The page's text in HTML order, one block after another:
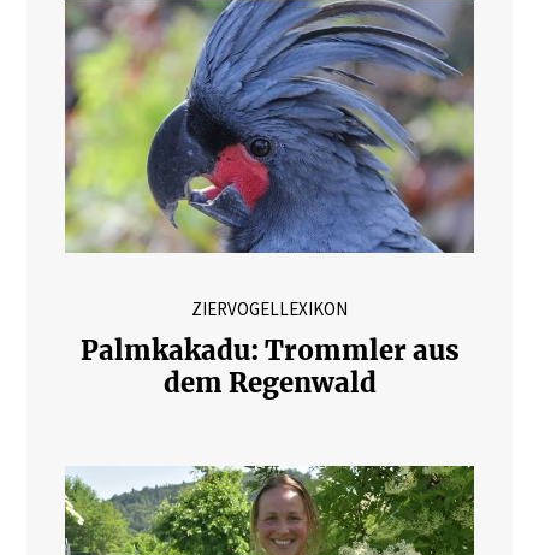
ZIERVOGELLEXIKON
Palmkakadu: Trommler aus
dem Regenwald